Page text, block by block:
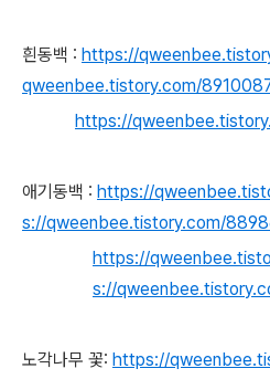
흰동백 : https://
qweenbee.tistory.com/
https://
애기동백 : https://
s://qweenbee.tistory.com/
https://
s://
노각나무 꽃: https://